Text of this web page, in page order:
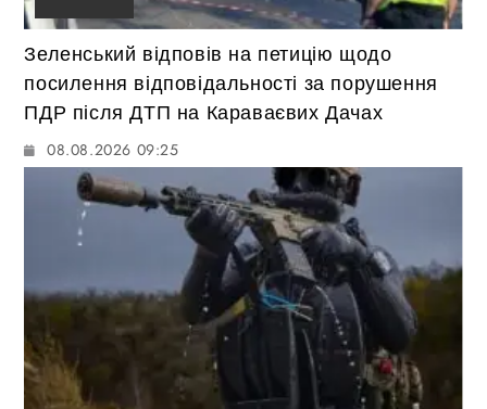
Зеленський відповів на петицію щодо
посилення відповідальності за порушення
ПДР після ДТП на Караваєвих Дачах
08.08.2026 09:25